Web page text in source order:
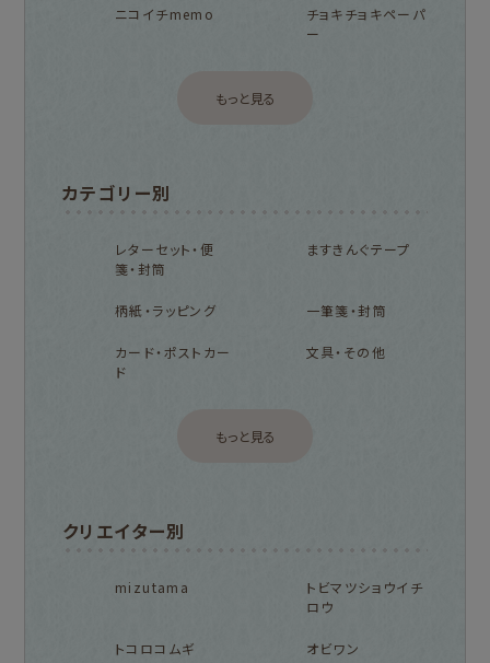
ニコイチmemo
チョキチョキペーパ
ー
もっと見る
カテゴリー別
レターセット・便
箋・封筒
ますきんぐテープ
柄紙・ラッピング 一筆箋・封筒
カード・ポストカー
ド
文具・その他
もっと見る
クリエイター別
mizutama
トビマツショウイチ
ロウ
トコロコムギ オビワン